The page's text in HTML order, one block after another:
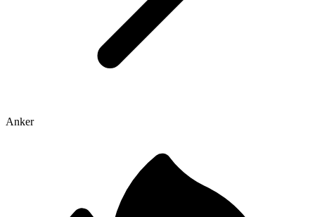
Anker